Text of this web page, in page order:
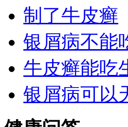
制了牛皮癣
银屑病不能
牛皮癣能吃
银屑病可以